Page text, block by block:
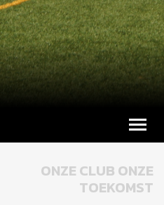
ONZE CLUB ONZE
TOEKOMST